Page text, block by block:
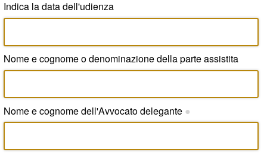
Indica la data dell'udienza
Nome e cognome o denominazione della parte assistita
Nome e cognome dell'Avvocato delegante ●